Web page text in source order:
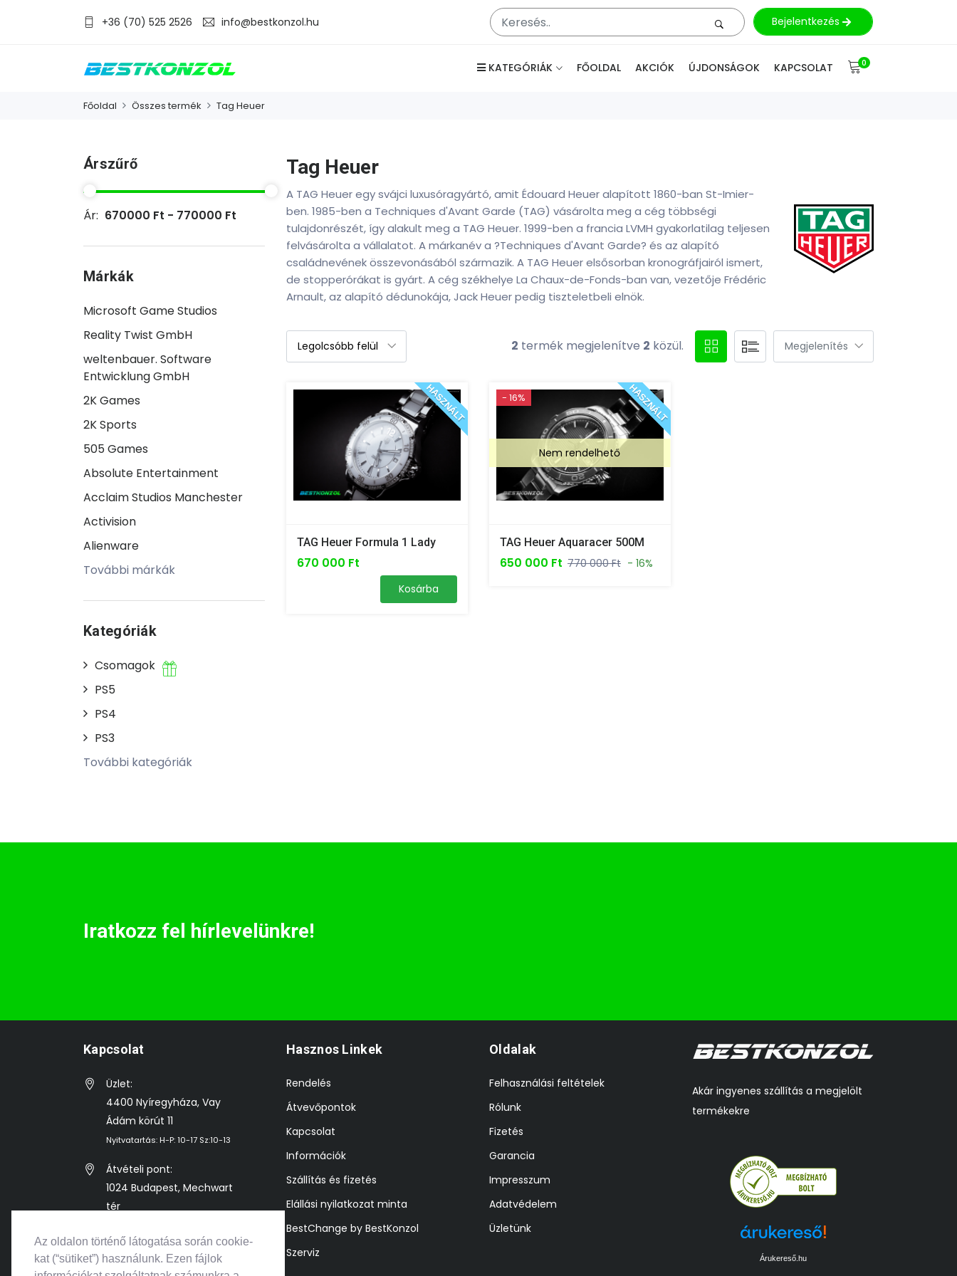
Az oldalon történő látogatása során cookie-
kat (“sütiket”) használunk. Ezen fájlok
+36 (70) 525 2526 info@bestkonzol.hu Bejelentkezés
KATEGÓRIÁK FŐOLDAL AKCIÓK ÚJDONSÁGOK KAPCSOLAT 0
Főoldal Összes termék Tag Heuer
Tag Heuer
A TAG Heuer egy svájci luxusóragyártó, amit Édouard Heuer alapított 1860-ban St-Imier-
ben. 1985-ben a Techniques d'Avant Garde (TAG) vásárolta meg a cég többségi
tulajdonrészét, így alakult meg a TAG Heuer. 1999-ben a francia LVMH gyakorlatilag teljesen
felvásárolta a vállalatot. A márkanév a ?Techniques d'Avant Garde? és az alapító
családnevének összevonásából származik. A TAG Heuer elsősorban kronográfjairól ismert,
de stopperórákat is gyárt. A cég székhelye La Chaux-de-Fonds-ban van, vezetője Frédéric
Arnault, az alapító dédunokája, Jack Heuer pedig tiszteletbeli elnök.
2 termék megjelenítve 2 közül.
HASZNÁLT
TAG Heuer Formula 1 Lady
670 000 Ft
Kosárba
- 16%
Nem rendelhető
HASZNÁLT
TAG Heuer Aquaracer 500M
650 000 Ft 770 000 Ft - 16%
Árszűrő
Ár: 670000 Ft - 770000 Ft
Márkák
Microsoft Game Studios
Reality Twist GmbH
weltenbauer. Software
Entwicklung GmbH
2K Games
2K Sports
505 Games
Absolute Entertainment
Acclaim Studios Manchester
Activision
Alienware
További márkák
Kategóriák
Csomagok
PS5
PS4
PS3
További kategóriák
Iratkozz fel hírlevelünkre!
Kapcsolat
Üzlet:
4400 Nyíregyháza, Vay
Ádám körút 11
Nyitvatartás: H-P: 10-17 Sz:10-13
Átvételi pont:
1024 Budapest, Mechwart
tér
info@bestkonzol.hu
Hasznos Linkek
Rendelés
Átvevőpontok
Kapcsolat
Információk
Szállítás és fizetés
Elállási nyilatkozat minta
BestChange by BestKonzol
Szerviz
Oldalak
Felhasználási feltételek
Rólunk
Fizetés
Garancia
Impresszum
Adatvédelem
Üzletünk
Akár ingyenes szállítás a megjelölt
termékekre
Árukereső.hu